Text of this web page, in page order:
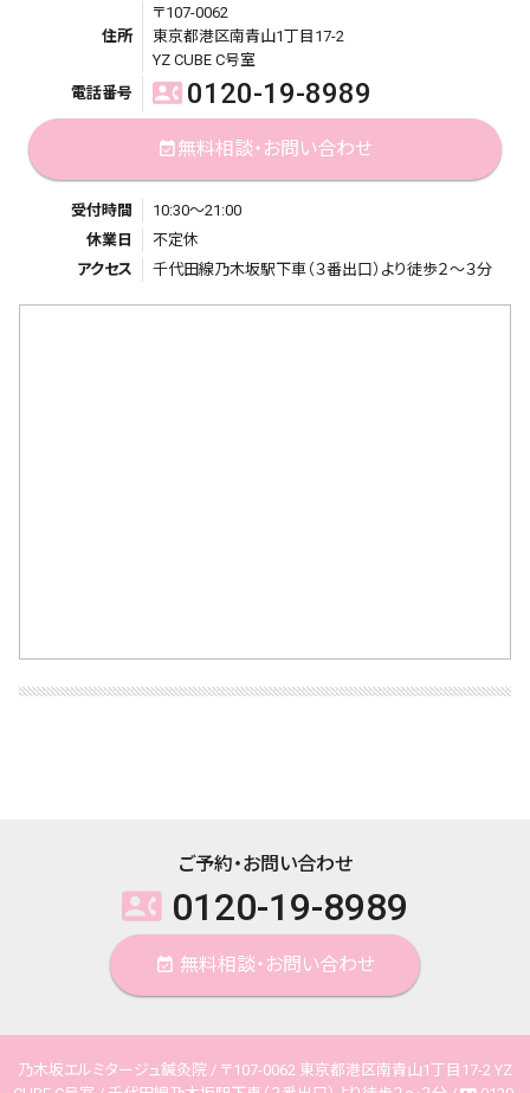
住所
〒107-0062
東京都港区南青山1丁目17-2
YZ CUBE C号室
電話番号
contact_phone 0120-19-8989
event_available無料相談・お問い合わせ
受付時間
10:30～21:00
休業日
不定休
アクセス
千代田線乃木坂駅下車（３番出口）より徒歩２～３分
ご予約・お問い合わせ
contact_phone 0120-19-8989
event_available 無料相談・お問い合わせ
乃木坂エルミタージュ鍼灸院 / 〒107-0062 東京都港区南青山1丁目17-2 YZ